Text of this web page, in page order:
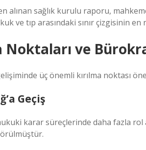
alınan sağlık kurulu raporu,
ve tıp arasındaki sınır çizgisinin
Noktaları ve
üç önemli kırılma noktası öne
Geçiş
karar süreçlerinde daha fazla rol